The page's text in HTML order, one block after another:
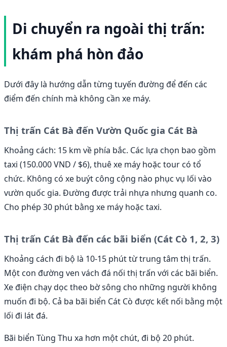
Di chuyển ra ngoài thị trấn:
khám phá hòn đảo
Dưới đây là hướng dẫn từng tuyến đường để đến các
điểm đến chính mà không cần xe máy.
Thị trấn Cát Bà đến Vườn Quốc gia Cát Bà
Khoảng cách: 15 km về phía bắc. Các lựa chọn bao gồm
taxi (150.000 VND / $6), thuê xe máy hoặc tour có tổ
chức. Không có xe buýt công cộng nào phục vụ lối vào
vườn quốc gia. Đường được trải nhựa nhưng quanh co.
Cho phép 30 phút bằng xe máy hoặc taxi.
Thị trấn Cát Bà đến các bãi biển (Cát Cò 1, 2, 3)
Khoảng cách đi bộ là 10-15 phút từ trung tâm thị trấn.
Một con đường ven vách đá nối thị trấn với các bãi biển.
Xe điện chạy dọc theo bờ sông cho những người không
muốn đi bộ. Cả ba bãi biển Cát Cò được kết nối bằng một
lối đi lát đá.
Bãi biển Tùng Thu xa hơn một chút, đi bộ 20 phút.